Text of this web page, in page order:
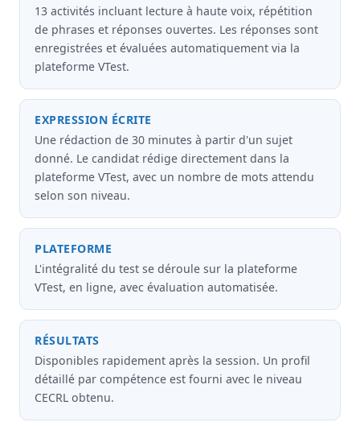
13 activités incluant lecture à haute voix, répétition
de phrases et réponses ouvertes. Les réponses sont
enregistrées et évaluées automatiquement via la
plateforme VTest.
EXPRESSION ÉCRITE
Une rédaction de 30 minutes à partir d'un sujet
donné. Le candidat rédige directement dans la
plateforme VTest, avec un nombre de mots attendu
selon son niveau.
PLATEFORME
L'intégralité du test se déroule sur la plateforme
VTest, en ligne, avec évaluation automatisée.
RÉSULTATS
Disponibles rapidement après la session. Un profil
détaillé par compétence est fourni avec le niveau
CECRL obtenu.